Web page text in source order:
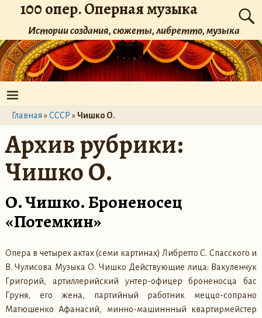
100 опер. Оперная музыка
Истории создания, сюжеты, либретто, музыка
Главная »СССР » Чишко О.
Архив рубрики:
Чишко О.
О. Чишко. Броненосец
«Потемкин»
Опера в четырех актах (семи картинах) Либретто С. Спасского и
В. Чулисова Музыка О. Чишко Действующие лица: Вакуленчук
Григорий, артиллерийский унтер-офицер броненосца бас
Груня, его жена, партийный работник меццо-сопрано
Матюшенко Афанасий, минно-машиннный квартирмейстер